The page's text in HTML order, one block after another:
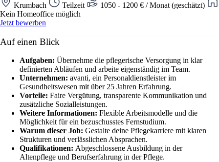
Krumbach Teilzeit
1050 - 1200 € / Monat (geschätzt)
Kein Homeoffice möglich
Jetzt bewerben
Auf einen Blick
Aufgaben: Übernehme die pflegerische Versorgung in klar
definierten Abläufen und arbeite eigenständig im Team.
Unternehmen: avanti, ein Personaldienstleister im
Gesundheitswesen mit über 25 Jahren Erfahrung.
Vorteile: Faire Vergütung, transparente Kommunikation und
zusätzliche Sozialleistungen.
Weitere Informationen: Flexible Arbeitsmodelle und die
Möglichkeit für ein bezuschusstes Fernstudium.
Warum dieser Job: Gestalte deine Pflegekarriere mit klaren
Strukturen und verlässlichen Absprachen.
Qualifikationen: Abgeschlossene Ausbildung in der
Altenpflege und Berufserfahrung in der Pflege.